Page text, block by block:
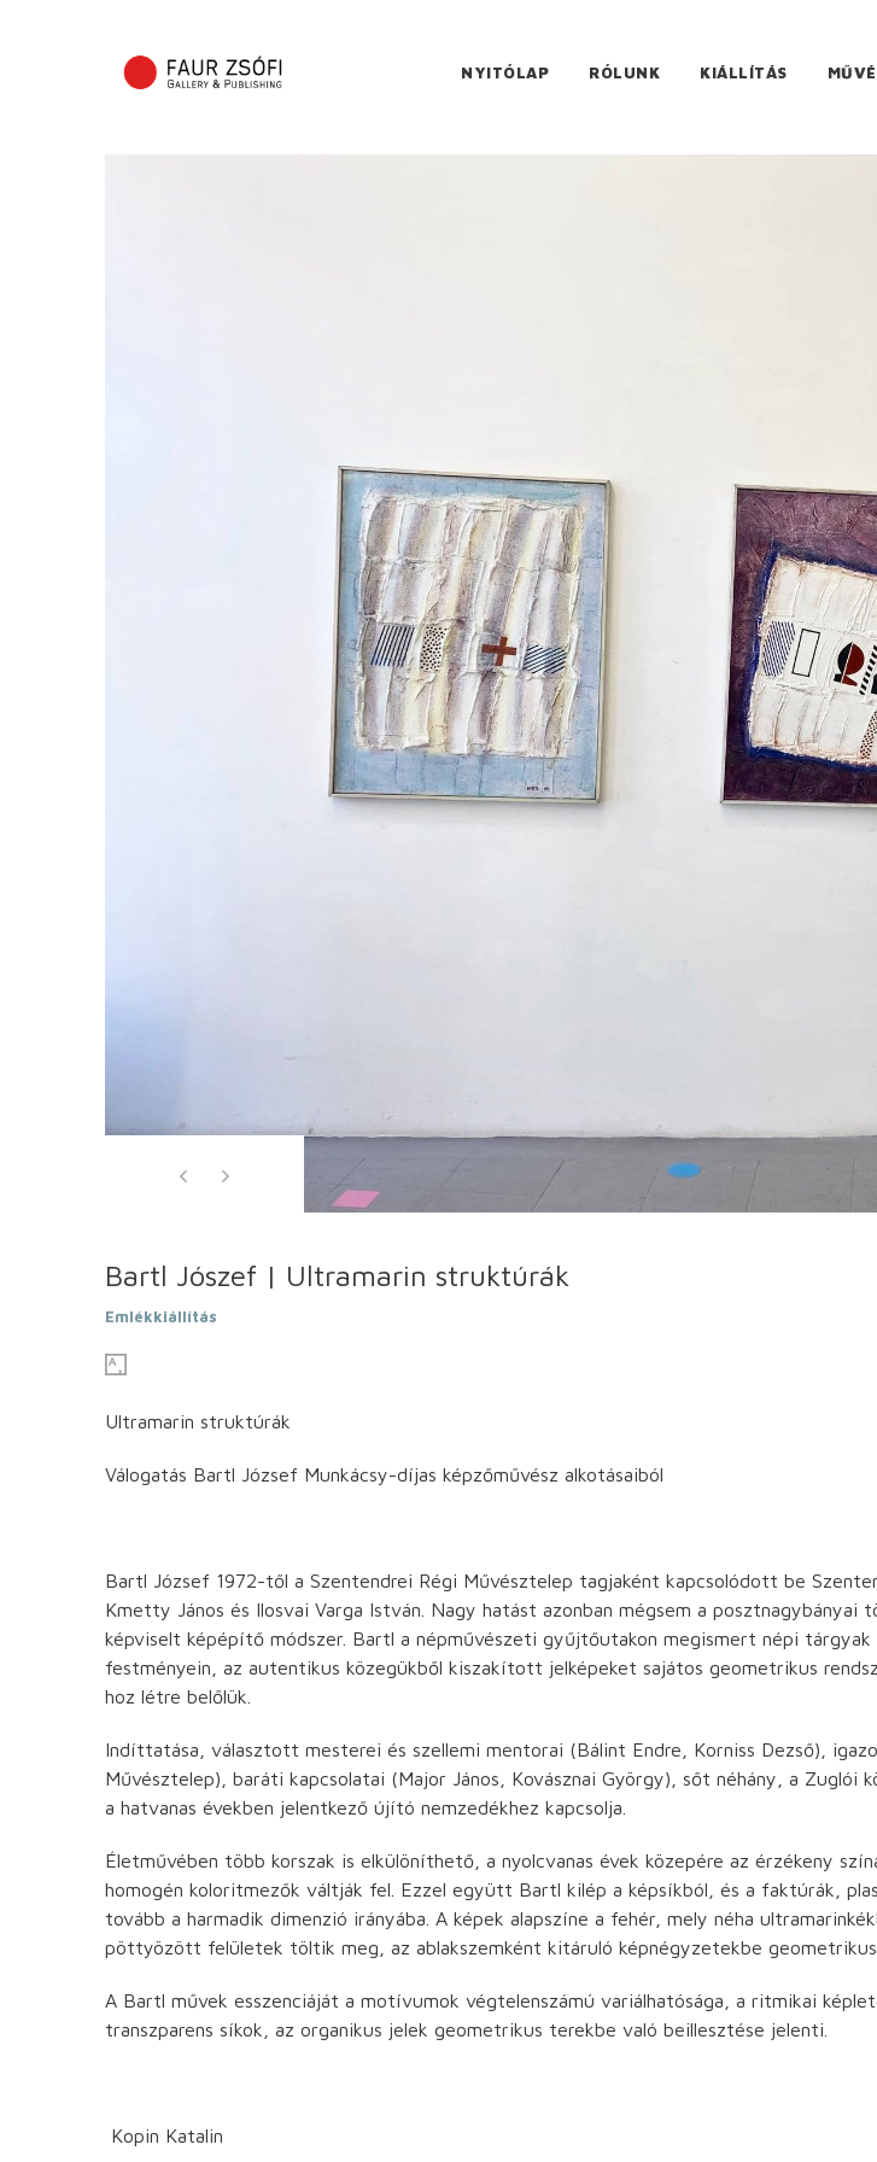
NYITÓLAP RÓLUNK KIÁLLÍTÁS
Bartl Jószef | Ultramarin struktúrák
Emlékkiállítás
Ultramarin struktúrák
Válogatás Bartl József Munkácsy-díjas képzőművész alkotásaiból
Bartl József 1972-től a Szentendrei Régi Művésztelep tagjaként kapcsolódott be
Kmetty János és Ilosvai Varga István. Nagy hatást azonban mégsem a posztnagybányai
képviselt képépítő módszer. Bartl a népművészeti gyűjtőutakon megismert népi
festményein, az autentikus közegükből kiszakított jelképeket sajátos geometrikus
hoz létre belőlük.
Indíttatása, választott mesterei és szellemi mentorai (Bálint Endre, Korniss Dezső),
Művésztelep), baráti kapcsolatai (Major János, Kovásznai György), sőt néhány, a Zuglói
a hatvanas években jelentkező újító nemzedékhez kapcsolja.
Életművében több korszak is elkülöníthető, a nyolcvanas évek közepére az érzékeny
homogén koloritmezők váltják fel. Ezzel együtt Bartl kilép a képsíkból, és a faktúrák,
tovább a harmadik dimenzió irányába. A képek alapszíne a fehér, mely néha
pöttyözött felületek töltik meg, az ablakszemként kitáruló képnégyzetekbe
A Bartl művek esszenciáját a motívumok végtelenszámú variálhatósága, a ritmikai
transzparens síkok, az organikus jelek geometrikus terekbe való beillesztése jelenti.
Kopin Katalin